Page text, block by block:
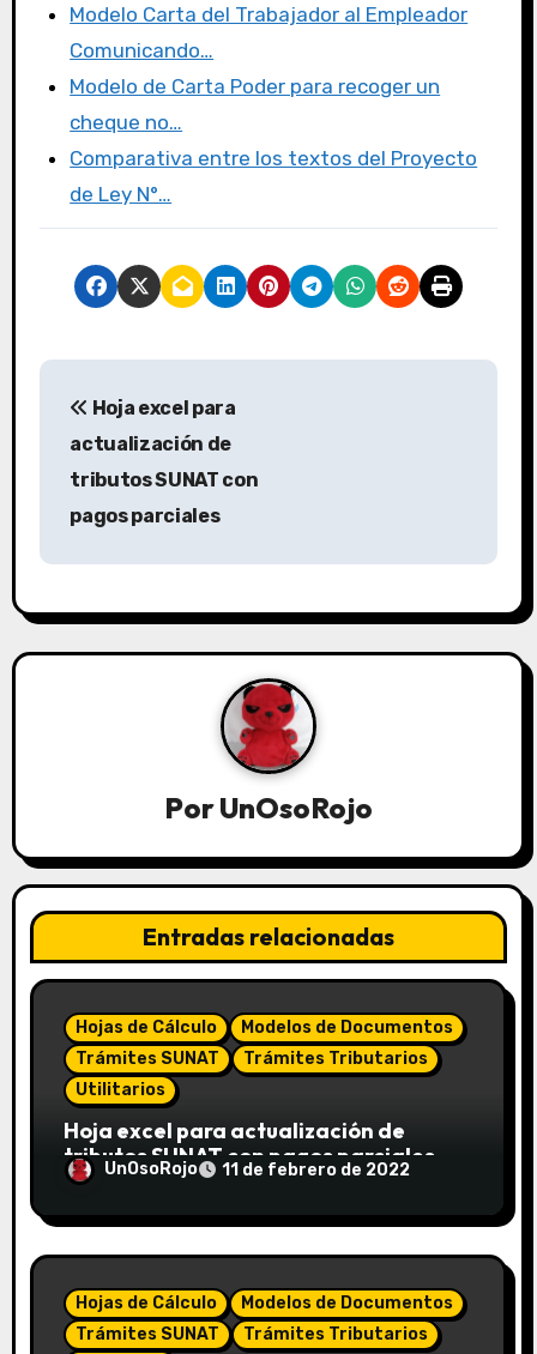
Modelo Carta del Trabajador al Empleador
Comunicando…
Modelo de Carta Poder para recoger un
cheque no…
Comparativa entre los textos del Proyecto
de Ley N°…
Hoja excel para
actualización de
tributos SUNAT con
pagos parciales
PorUnOsoRojo
Entradas relacionadas
Hojas de Cálculo
Modelos de Documentos
Trámites SUNAT
Trámites Tributarios
Utilitarios
Hoja excel para actualización de
tributos SUNAT con pagos parciales
UnOsoRojo 11 de febrero de 2022
Hojas de Cálculo
Modelos de Documentos
Trámites SUNAT
Trámites Tributarios